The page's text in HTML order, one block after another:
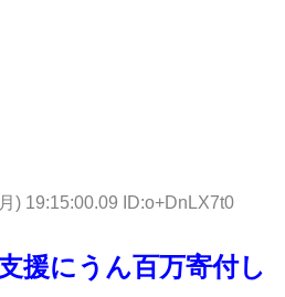
) 19:15:00.09 ID:o+DnLX7t0
援にうん百万寄付し